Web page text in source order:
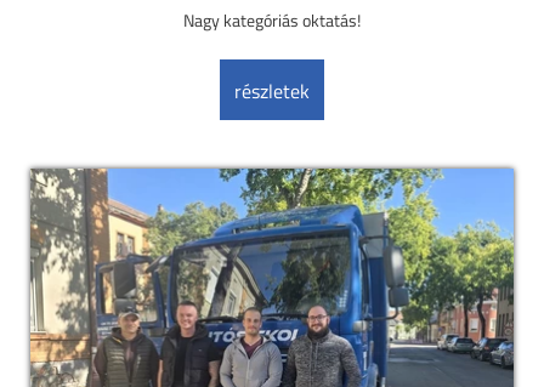
Nagy kategóriás oktatás!
részletek